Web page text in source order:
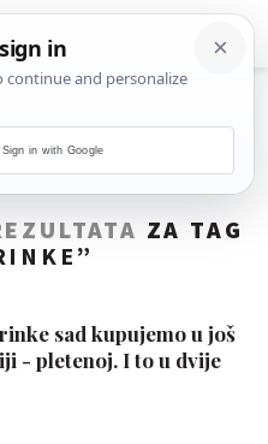
ZA TAG
”
sad kupujemo u još
- pletenoj. I to u dvije
Sign in with Google